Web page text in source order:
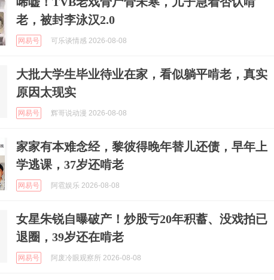
老，被封李泳汉2.0
网易号 可乐谈情感 2026-08-08
大批大学生毕业待业在家，看似躺平啃老，真实
原因太现实
网易号 辉哥说动漫 2026-08-08
家家有本难念经，黎彼得晚年替儿还债，早年上
学逃课，37岁还啃老
网易号 阿雹娱乐 2026-08-08
女星朱锐自曝破产！炒股亏20年积蓄、没戏拍已
退圈，39岁还在啃老
网易号 阿废冷眼观察所 2026-08-08